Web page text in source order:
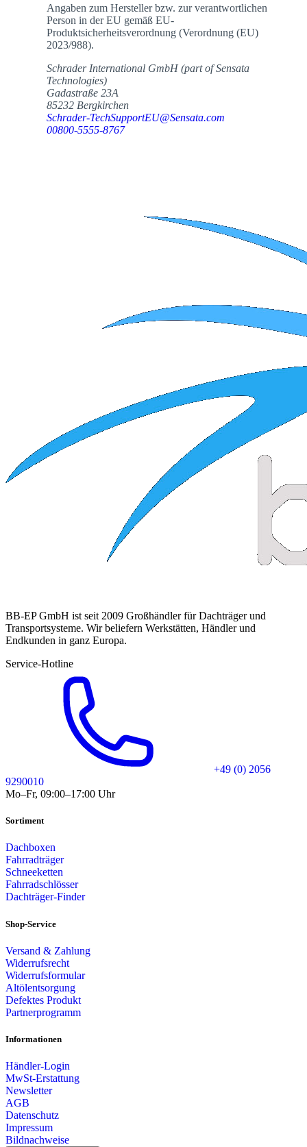
Angaben zum Hersteller bzw. zur verantwortlichen
Person in der EU gemäß EU-
Produktsicherheitsverordnung (Verordnung (EU)
2023/988).
Schrader International GmbH (part of Sensata
Technologies)
Gadastraße 23A
85232 Bergkirchen
Schrader-TechSupportEU@Sensata.com
00800-5555-8767
BB-EP GmbH ist seit 2009 Großhändler für Dachträger und
Transportsysteme. Wir beliefern Werkstätten, Händler und
Endkunden in ganz Europa.
Service-Hotline
+49 (0) 2056
9290010
Mo–Fr, 09:00–17:00 Uhr
Sortiment
Dachboxen
Fahrradträger
Schneeketten
Fahrradschlösser
Dachträger-Finder
Shop-Service
Versand & Zahlung
Widerrufsrecht
Widerrufsformular
Altölentsorgung
Defektes Produkt
Partnerprogramm
Informationen
Händler-Login
MwSt-Erstattung
Newsletter
AGB
Datenschutz
Impressum
Bildnachweise